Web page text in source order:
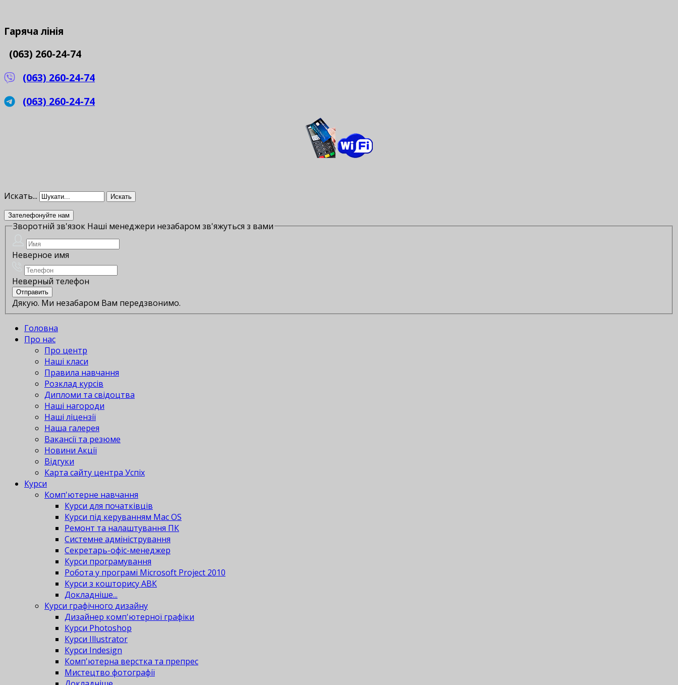
Гаряча лінія
(063) 260-24-74
(063) 260-24-74
(063) 260-24-74
Искать... Искать
Зателефонуйте нам
Зворотній зв'язок Наші менеджери незабаром зв'яжуться з вами
Неверное имя
Неверный телефон
Дякую. Ми незабаром Вам передзвонимо.
Головна
Про нас
Про центр
Наші класи
Правила навчання
Розклад курсів
Дипломи та свідоцтва
Наші нагороди
Наші ліцензії
Наша галерея
Вакансії та резюме
Новини Акції
Відгуки
Карта сайту центра Успіх
Курси
Комп'ютерне навчання
Курси для початківців
Курси під керуванням Mac OS
Ремонт та налаштування ПК
Системне адміністрування
Секретарь-офіс-менеджер
Курси програмування
Робота у програмі Microsoft Project 2010
Курси з кошторису АВК
Докладніше...
Курси графічного дизайну
Дизайнер комп'ютерної графіки
Курси Photoshop
Курси Illustrator
Курси Indesign
Комп'ютерна верстка та препрес
Мистецтво фотографії